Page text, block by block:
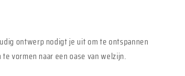
ontwerp nodigt je uit om te ontspannen
vormen naar een oase van welzijn.